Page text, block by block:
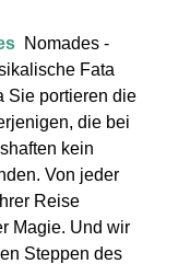
Nomades -
Fata
Sie portieren die
die bei
kein
Von jeder
Reise
Magie. Und wir
Steppen des